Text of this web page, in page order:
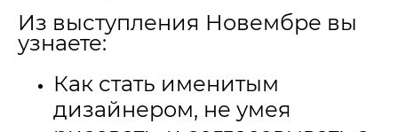
Из выступления Новембре вы
узнаете:
Как стать именитым
дизайнером, не умея